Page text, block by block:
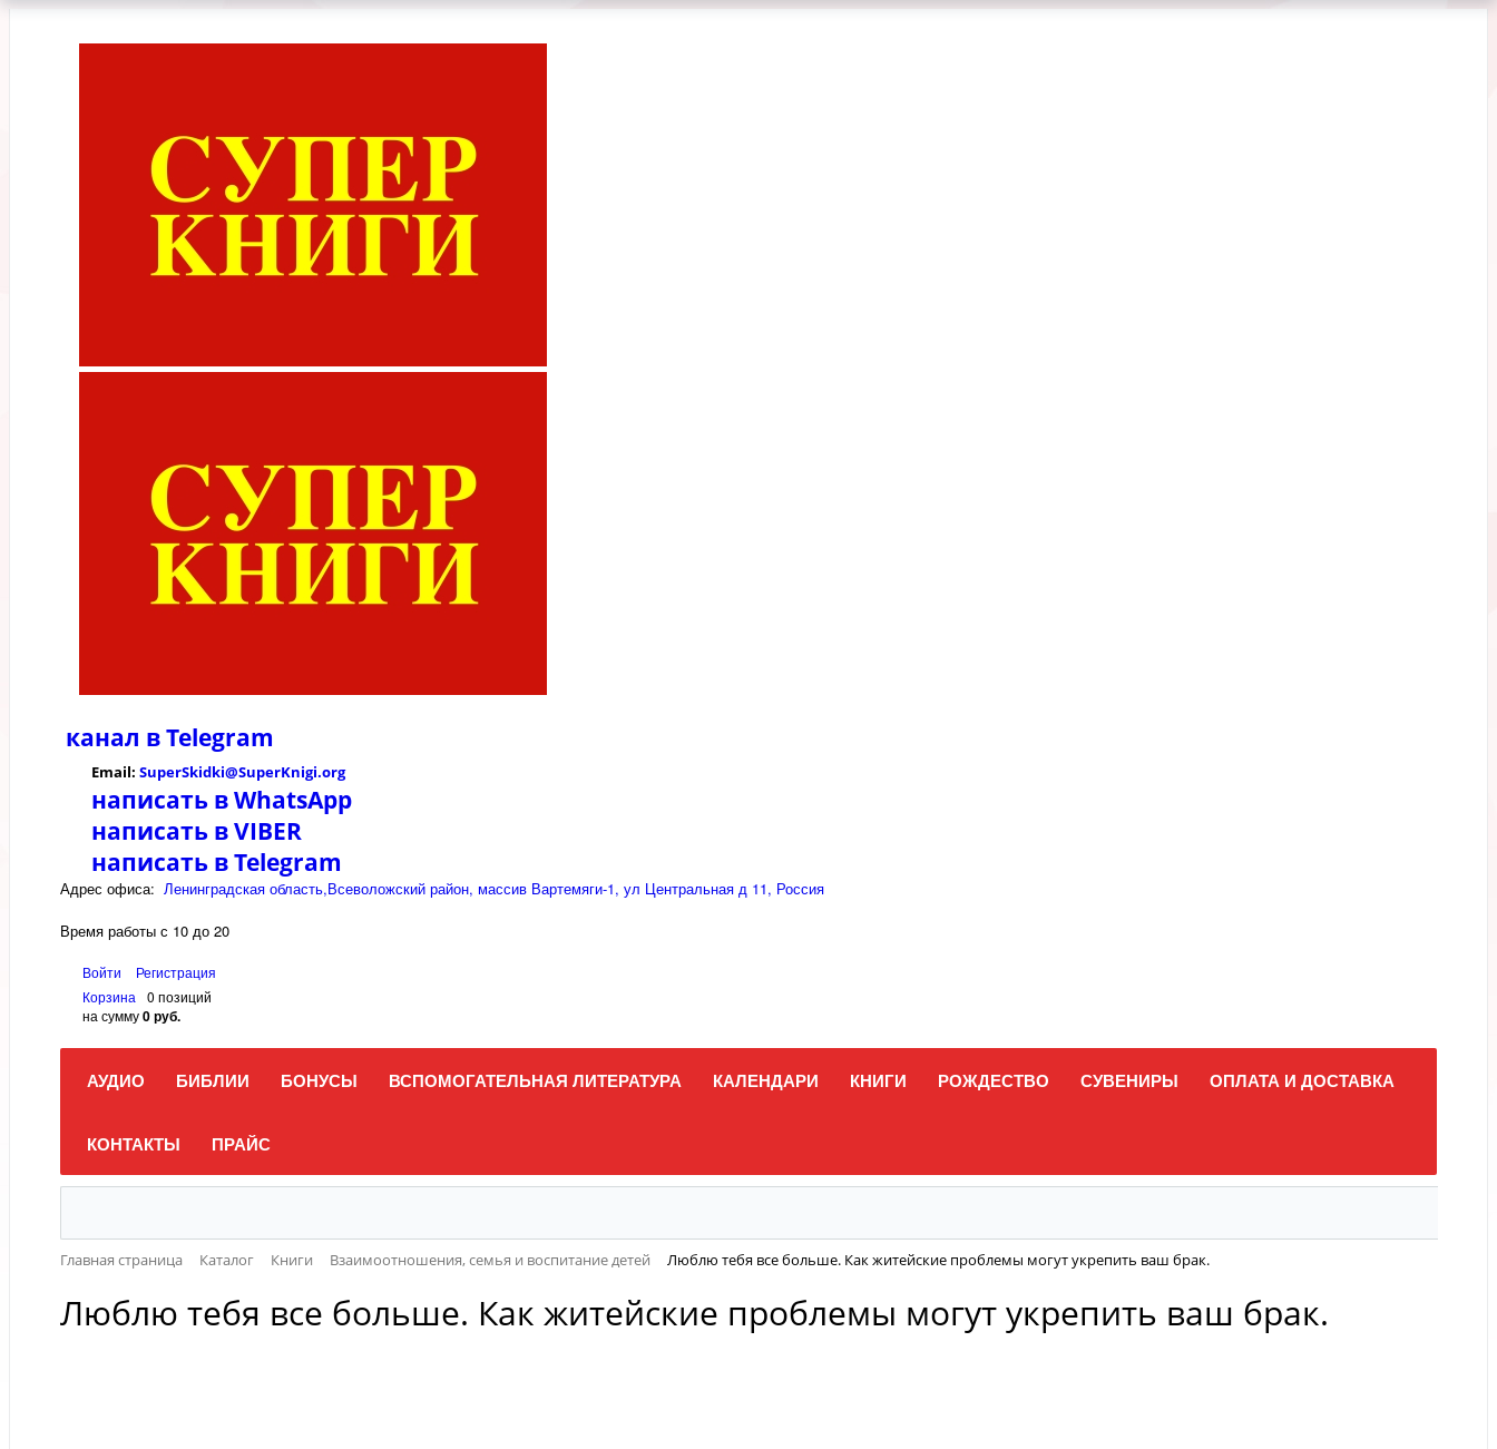
канал вTelegram
Email: SuperSkidki@SuperKnigi.org
написать в WhatsApp
написать в VIBER
написать в Telegram
Адрес офиса: Ленинградская область,Всеволожский район, массив Вартемяги-1, ул Центральная д 11, Россия
Время работы с 10 до 20
Войти
Регистрация
Корзина
0 позиций
на сумму0 руб.
АУДИО БИБЛИИ БОНУСЫ ВСПОМОГАТЕЛЬНАЯ ЛИТЕРАТУРА КАЛЕНДАРИ КНИГИ РОЖДЕСТВО СУВЕНИРЫ ОПЛАТА И ДОСТАВКА
КОНТАКТЫ ПРАЙС
Главная страница Каталог Книги Взаимоотношения, семья и воспитание детей Люблю тебя все больше. Как житейские проблемы могут укрепить ваш брак.
Люблю тебя все больше. Как житейские проблемы могут укрепить ваш брак.